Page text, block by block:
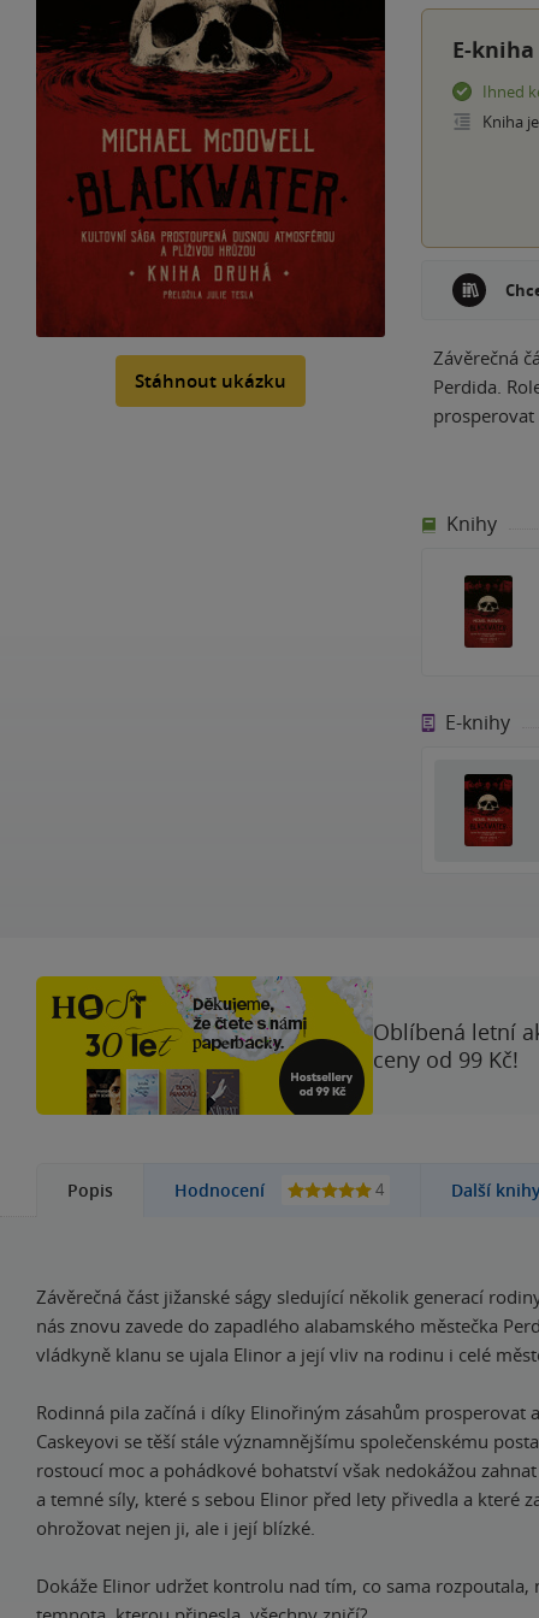
Stáhnout ukázku
E-kniha
Ihned
Kniha
Závěrečná
Perdida.
prosperovat
Knihy
E-knihy
Oblíbená letní
ceny od 99 Kč!
Popis Hodnocení 4 Další
Závěrečná část jižanské ságy sledující několik generací
nás znovu zavede do zapadlého alabamského městečka
vládkyně klanu se ujala Elinor a její vliv na rodinu i celé
Rodinná pila začíná i díky Elinořiným zásahům prosperovat
Caskeyovi se těší stále významnějšímu společenskému
rostoucí moc a pohádkové bohatství však nedokážou
a temné síly, které s sebou Elinor před lety přivedla a které
ohrožovat nejen ji, ale i její blízké.
Dokáže Elinor udržet kontrolu nad tím, co sama rozpoutala,